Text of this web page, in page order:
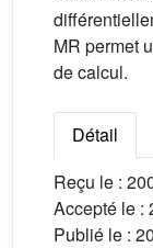
MR permet
de calcul.
Détail
Reçu le :
Accepté le :
Publié le :